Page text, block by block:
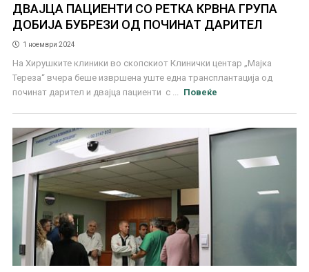
ДВАЈЦА ПАЦИЕНТИ СО РЕТКА КРВНА ГРУПА
ДОБИЈА БУБРЕЗИ ОД ПОЧИНАТ ДАРИТЕЛ
1 ноември 2024
На Хирушките клиники во скопскиот Клинички центар „Мајка
Тереза“ вчера беше извршена уште една трансплантација од
починат дарител и двајца пациенти с ...
Повеќе